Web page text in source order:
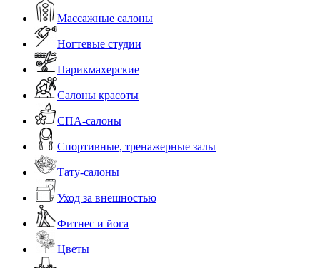
Массажные салоны
Ногтевые студии
Парикмахерские
Салоны красоты
СПА-салоны
Спортивные, тренажерные залы
Тату-салоны
Уход за внешностью
Фитнес и йога
Цветы